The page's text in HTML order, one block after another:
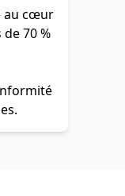
au cœur
70 %